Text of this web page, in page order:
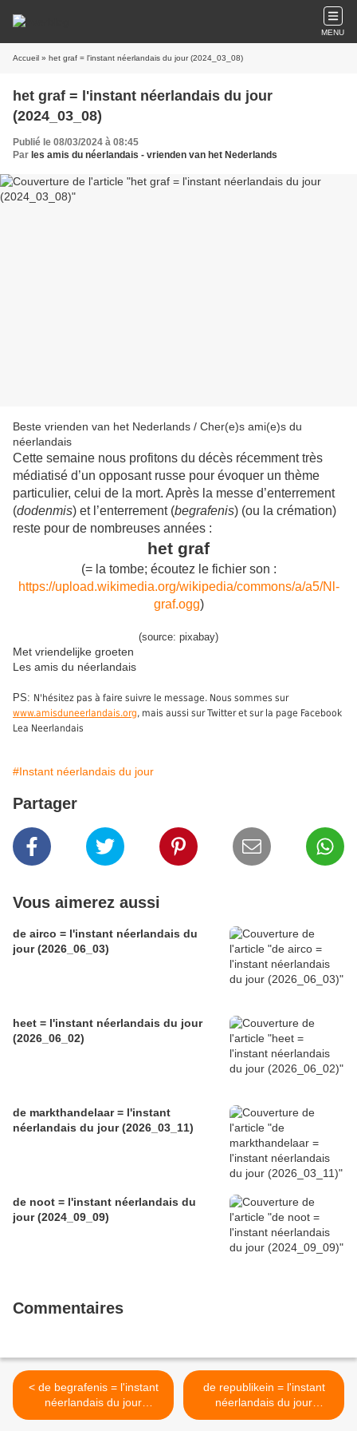
MENU
Accueil » het graf = l'instant néerlandais du jour (2024_03_08)
het graf = l'instant néerlandais du jour
(2024_03_08)
Publié le 08/03/2024 à 08:45
Par les amis du néerlandais - vrienden van het Nederlands
Beste vrienden van het Nederlands / Cher(e)s ami(e)s du
néerlandais
Cette semaine nous profitons du décès récemment très
médiatisé d’un opposant russe pour évoquer un thème
particulier, celui de la mort. Après la messe d’enterrement
(dodenmis) et l’enterrement (begrafenis) (ou la crémation)
reste pour de nombreuses années :
het graf
(= la tombe; écoutez le fichier son :
https://upload.wikimedia.org/wikipedia/commons/a/a5/Nl-
graf.ogg)
(source: pixabay)
Met vriendelijke groeten
Les amis du néerlandais
PS: N'hésitez pas à faire suivre le message. Nous sommes sur
www.amisduneerlandais.org, mais aussi sur Twitter et sur la page Facebook
Lea Neerlandais
#Instant néerlandais du jour
Partager
Vous aimerez aussi
de airco = l'instant néerlandais du
jour (2026_06_03)
heet = l'instant néerlandais du jour
(2026_06_02)
de markthandelaar = l'instant
néerlandais du jour (2026_03_11)
de noot = l'instant néerlandais du
jour (2024_09_09)
Commentaires
< de begrafenis = l'instant
néerlandais du jour
(2024_03_07)
de republikein = l'instant
néerlandais du jour
(2024_03_11) >